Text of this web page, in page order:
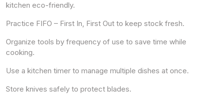
kitchen eco-friendly.
Practice FIFO – First In, First Out to keep stock fresh.
Organize tools by frequency of use to save time while
cooking.
Use a kitchen timer to manage multiple dishes at once.
Store knives safely to protect blades.